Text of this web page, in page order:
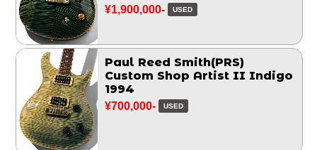
¥1,900,000- USED
Paul Reed Smith(PRS)
Custom Shop Artist II Indigo
1994
¥700,000- USED